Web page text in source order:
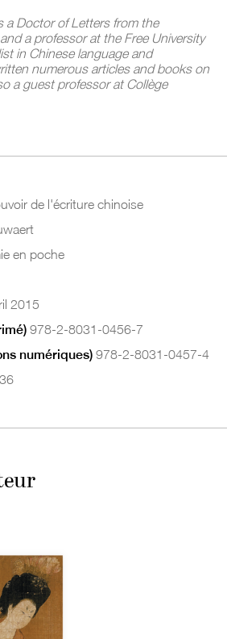
a Doctor of Letters from the
a professor at the Free University
in Chinese language and
numerous articles and books on
a guest professor at Collège
de l'écriture chinoise
en poche
2015
978-2-8031-0456-7
numériques) 978-2-8031-0457-4